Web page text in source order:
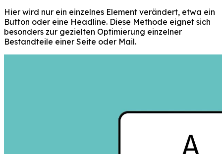
Hier wird nur ein einzelnes Element verändert, etwa ein
Button oder eine Headline. Diese Methode eignet sich
besonders zur gezielten Optimierung einzelner
Bestandteile einer Seite oder Mail.